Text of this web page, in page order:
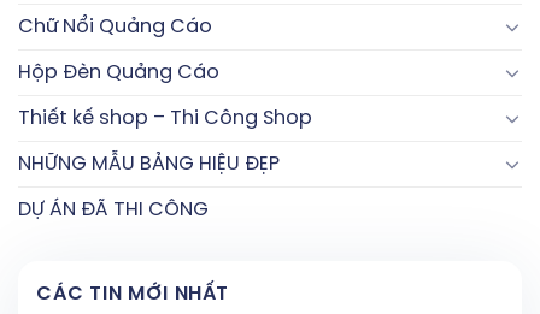
Chữ Nổi Quảng Cáo
Hộp Đèn Quảng Cáo
Thiết kế shop – Thi Công Shop
NHỮNG MẪU BẢNG HIỆU ĐẸP
DỰ ÁN ĐÃ THI CÔNG
CÁC TIN MỚI NHẤT